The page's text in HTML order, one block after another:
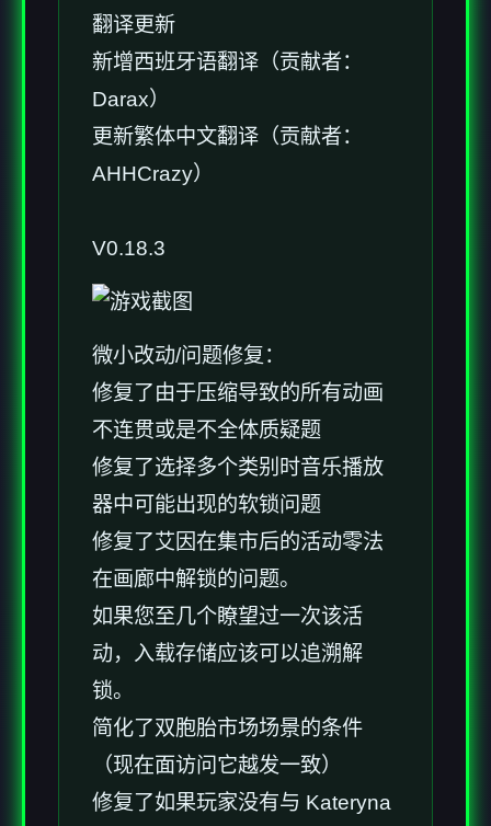
翻译更新
新增西班牙语翻译（贡献者：
Darax）
更新繁体中文翻译（贡献者：
AHHCrazy）
V0.18.3
微小改动/问题修复：
修复了由于压缩导致的所有动画
不连贯或是不全体质疑题
修复了选择多个类别时音乐播放
器中可能出现的软锁问题
修复了艾因在集市后的活动零法
在画廊中解锁的问题。
如果您至几个瞭望过一次该活
动，入载存储应该可以追溯解
锁。
简化了双胞胎市场场景的条件
（现在面访问它越发一致）
修复了如果玩家没有与 Kateryna